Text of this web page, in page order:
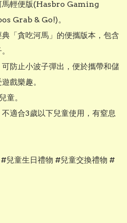
馬輕便版(Hasbro Gaming
Grab & Go!)。
「貪吃河馬」的便攜版本，包含
防止小波子彈出，便於攜帶和儲
戲樂趣。
童。
適合3歲以下兒童使用，有窒息
兒童生日禮物 #兒童交換禮物 #